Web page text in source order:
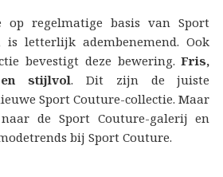
regelmatige basis van Sport
is letterlijk adembenemend. Ook
bevestigt deze bewering.Fris,
stijlvol. Dit zijn de juiste
Sport Couture-collectie. Maar
de Sport Couture-galerij en
bij Sport Couture.